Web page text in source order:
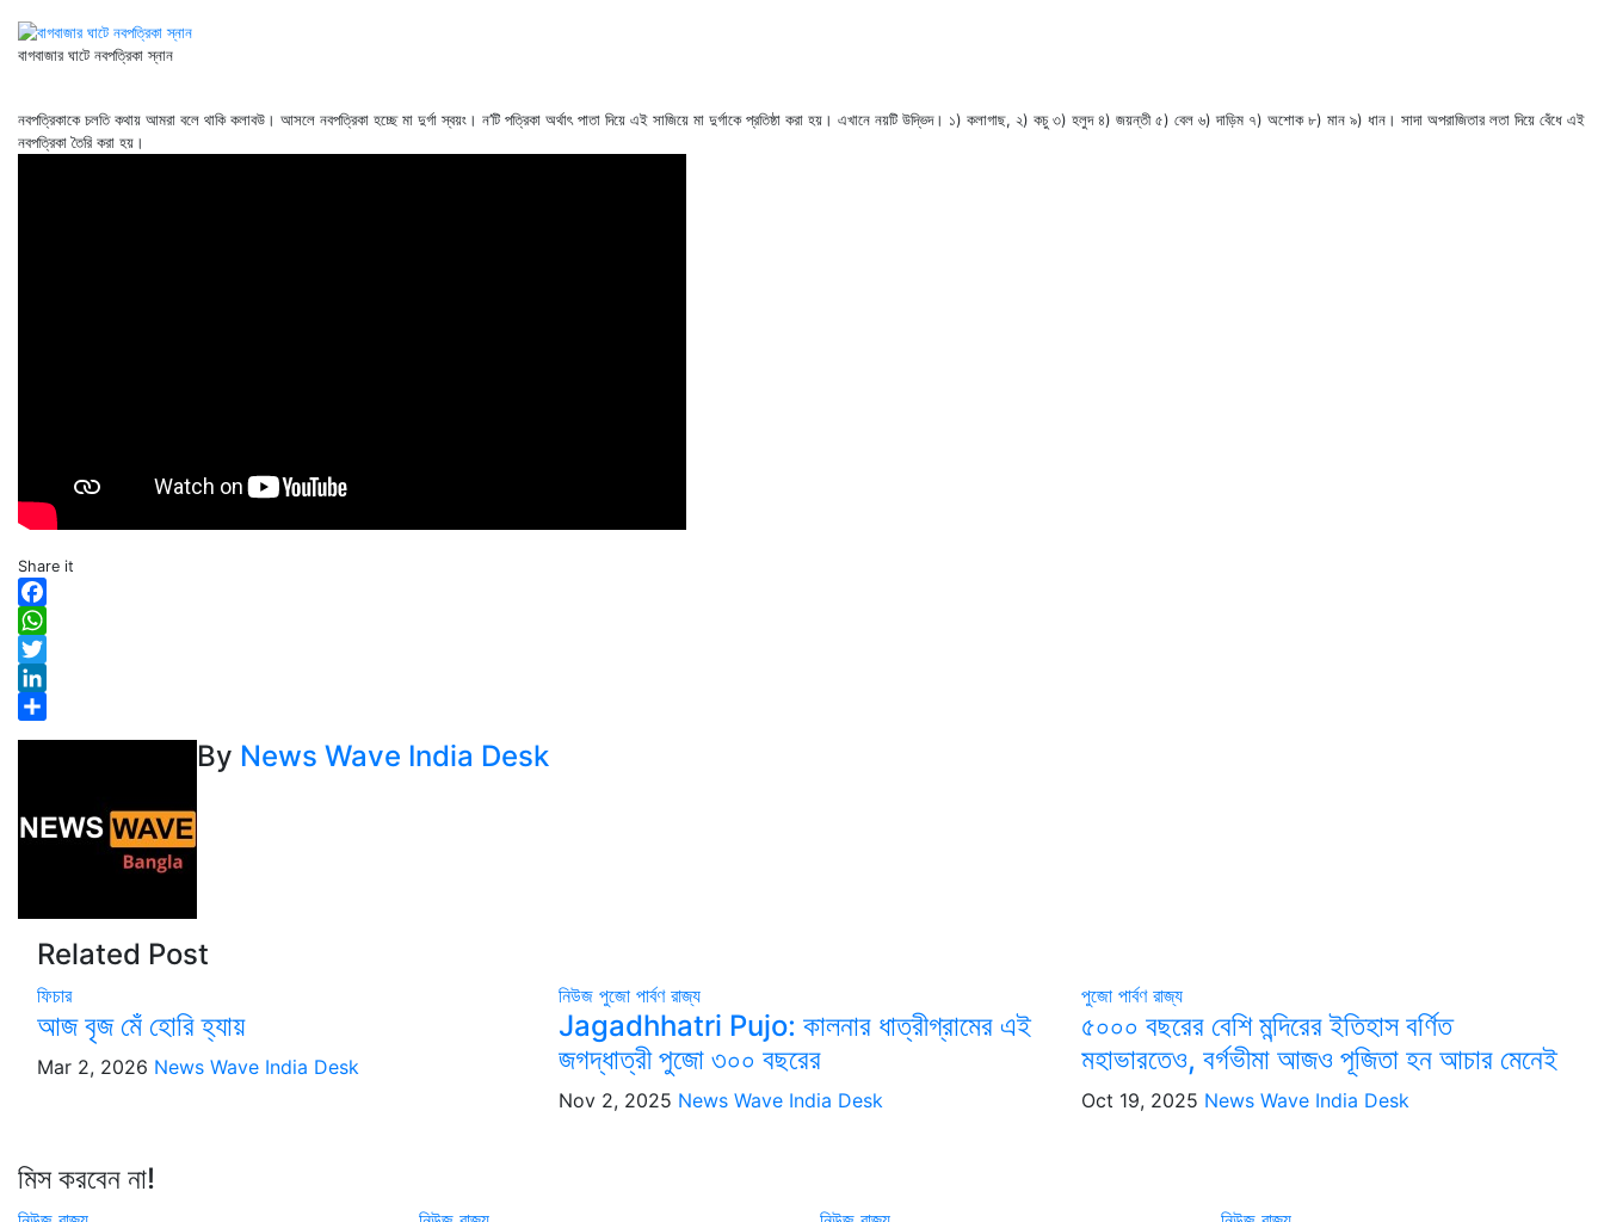
বাগবাজার ঘাটে নবপত্রিকা স্নান
নবপত্রিকাকে চলতি কথায় আমরা বলে থাকি কলাবউ। আসলে নবপত্রিকা হচ্ছে মা দুর্গা স্বয়ং। ন’টি পত্রিকা অর্থাৎ পাতা দিয়ে এই সাজিয়ে মা দুর্গাকে প্রতিষ্ঠা করা হয়। এখানে নয়টি উদ্ভিদ। ১) কলাগাছ, ২) কচু ৩) হলুদ ৪) জয়ন্তী ৫) বেল ৬) দাড়িম ৭) অশোক ৮) মান ৯) ধান। সাদা অপরাজিতার লতা দিয়ে বেঁধে এই
নবপত্রিকা তৈরি করা হয়।
Share it
Facebook
WhatsApp
Twitter
LinkedIn
By News Wave India Desk
Related Post
ফিচার
আজ বৃজ মেঁ হোরি হ্যায়
Mar 2, 2026 News Wave India Desk
নিউজপুজো পার্বণরাজ্য
Jagadhhatri Pujo: কালনার ধাত্রীগ্রামের এই
জগদ্ধাত্রী পুজো ৩০০ বছরের
Nov 2, 2025 News Wave India Desk
পুজো পার্বণ রাজ্য
৫০০০ বছরের বেশি মন্দিরের ইতিহাস বর্ণিত
মহাভারতেও, বর্গভীমা আজও পূজিতা হন আচার মেনেই
Oct 19, 2025 News Wave India Desk
মিস করবেন না!